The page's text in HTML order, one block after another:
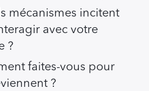
mécanismes incitent
avec votre
?
faites-vous pour
?